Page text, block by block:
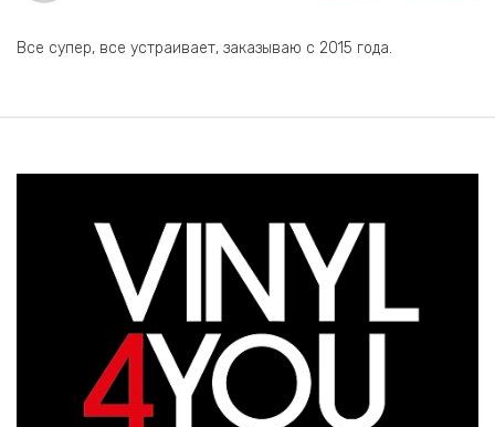
Все супер, все устраивает, заказываю с 2015 года.